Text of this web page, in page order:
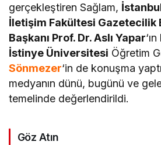
gerçekleştiren Sağlam,
İletişim Fakültesi Gazetecilik
Başkanı Prof. Dr. Aslı Yapar
İstinye Üniversitesi Öğretim
Sönmezer‘in de konuşma
medyanın dünü, bugünü ve
temelinde değerlendirildi.
Göz Atın